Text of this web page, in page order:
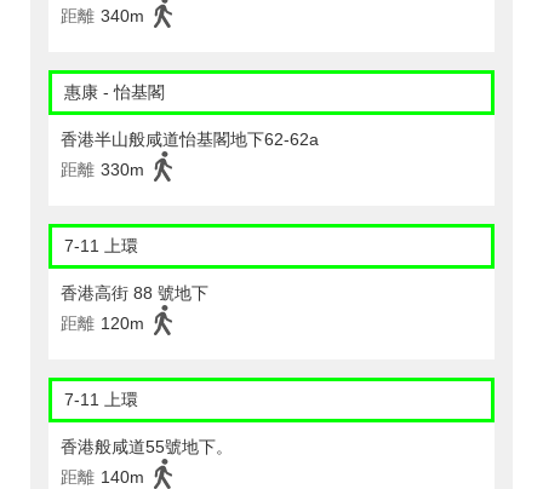
距離 340m
惠康 - 怡基閣
香港半山般咸道怡基閣地下62-62a
距離 330m
7-11 上環
香港高街 88 號地下
距離 120m
7-11 上環
香港般咸道55號地下。
距離 140m